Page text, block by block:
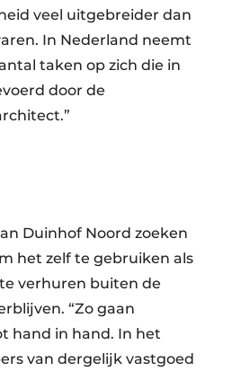
veel uitgebreider dan
In Nederland neemt
taken op zich die in
door de
Duinhof Noord zoeken
het zelf te gebruiken als
verhuren buiten de
“Zo gaan
hand in hand. In het
van dergelijk vastgoed